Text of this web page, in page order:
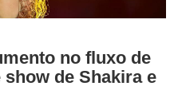
no fluxo de
de Shakira e